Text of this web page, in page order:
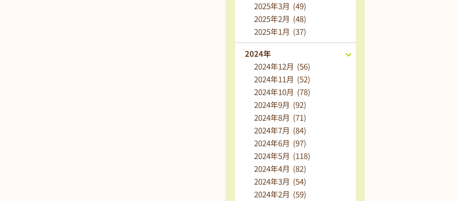
2025年3月 (49)
2025年2月 (48)
2025年1月 (37)
2024年
2024年12月 (56)
2024年11月 (52)
2024年10月 (78)
2024年9月 (92)
2024年8月 (71)
2024年7月 (84)
2024年6月 (97)
2024年5月 (118)
2024年4月 (82)
2024年3月 (54)
2024年2月 (59)